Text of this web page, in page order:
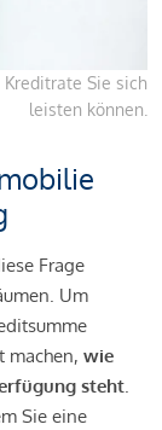
Sie sich
leisten können.
Frage
Um
machen, wie
steht.
Sie eine